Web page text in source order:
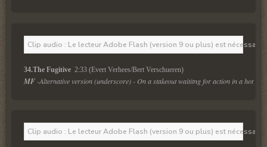
Clip audio : Le lecteur Adobe Flash (version 9 ou plus) est
34.The Fugitive 2:33 (Evert Verhees/Bert Verschueren)
MF -Alternative version (underscore) - On a stakeout waititng for action in a hot
Clip audio : Le lecteur Adobe Flash (version 9 ou plus) est